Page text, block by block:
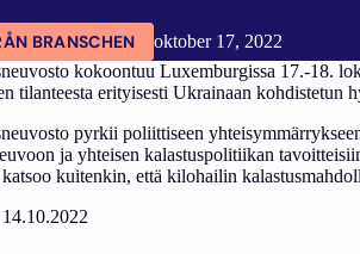
BRANSCHEN
oktober 17, 2022
kokoontuu Luxemburgissa 17.-18.
tilanteesta erityisesti Ukrainaan kohdistetun
pyrkii poliittiseen
ja yhteisen kalastuspolitiikan
kuitenkin, että kilohailin